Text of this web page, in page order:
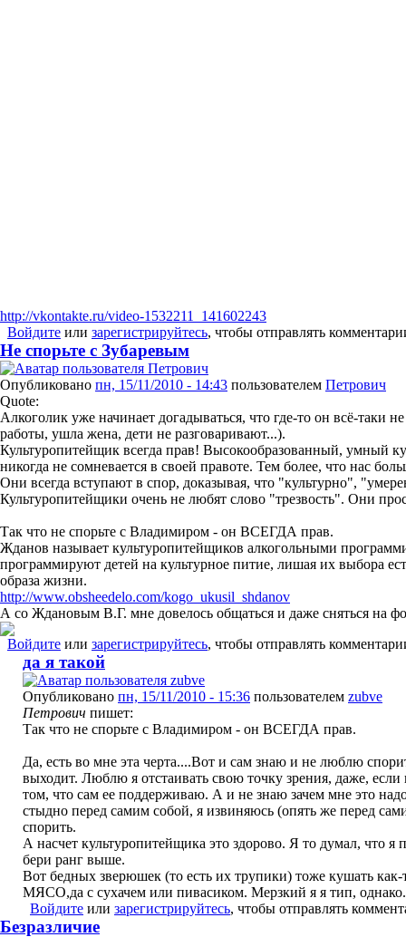
http://vkontakte.ru/video-1532211_141602243
Войдите или зарегистрируйтесь, чтобы отправлять
Не спорьте с Зубаревым
Опубликовано пн, 15/11/2010 - 14:43 пользователем Петрович
Quote:
Алкоголик уже начинает догадываться, что где-то он всё-таки
работы, ушла жена, дети не разговаривают...).
Культуропитейщик всегда прав! Высокообразованный, умный
никогда не сомневается в своей правоте. Тем более, что нас
Они всегда вступают в спор, доказывая, что "культурно",
Культуропитейщики очень не любят слово "трезвость". Они
Так что не спорьте с Владимиром - он ВСЕГДА прав.
Жданов называет культуропитейщиков алкогольными
программируют детей на культурное питие, лишая их выбора
образа жизни.
http://www.obsheedelo.com/kogo_ukusil_shdanov
А со Ждановым В.Г. мне довелось общаться и даже сняться на
Войдите или зарегистрируйтесь, чтобы отправлять
да я такой
Опубликовано пн, 15/11/2010 - 15:36 пользователем zubve
Петрович пишет:
Так что не спорьте с Владимиром - он ВСЕГДА прав.
Да, есть во мне эта черта....Вот и сам знаю и не люблю
выходит. Люблю я отстаивать свою точку зрения, даже, если
том, что сам ее поддерживаю. А и не знаю зачем мне это
стыдно перед самим собой, я извиняюсь (опять же перед
спорить.
А насчет культуропитейщика это здорово. Я то думал, что я
бери ранг выше.
Вот бедных зверюшек (то есть их трупики) тоже кушать как-
МЯСО,да с сухачем или пивасиком. Мерзкий я я тип, однако.
Войдите или зарегистрируйтесь, чтобы отправлять
Безразличие